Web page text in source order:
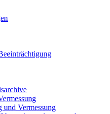
und Vermessung